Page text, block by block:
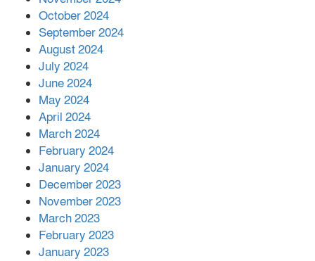
সহায়তা দিলেন সাচিং প্রু জেরী
October 2024
September 2024
August 2024
July 2024
June 2024
May 2024
April 2024
March 2024
February 2024
January 2024
December 2023
November 2023
March 2023
February 2023
January 2023